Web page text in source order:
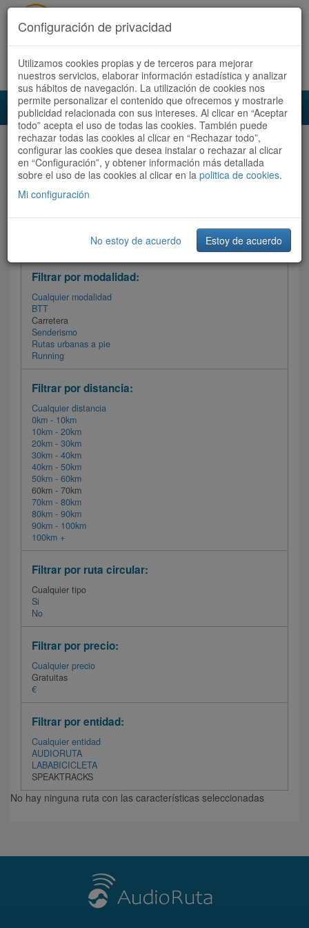
Acceder Registrate ahora Español | Català
Audioruta Todas las rutas
Todas las rutas
Ordenar por: Más recientes /
Filtrar las rutas
Filtrar por modalidad:
Cualquier modalidad
BTT
Carretera
Senderismo
Rutas urbanas a pie
Running
Filtrar por distancia:
Cualquier distancia
0km - 10km
10km - 20km
20km - 30km
30km - 40km
40km - 50km
50km - 60km
60km - 70km
70km - 80km
80km - 90km
90km - 100km
100km +
Filtrar por ruta circular:
Cualquier tipo
Si
No
Filtrar por precio:
Cualquier precio
Gratuitas
€
Filtrar por entidad:
Cualquier entidad
AUDIORUTA
LABABICICLETA
SPEAKTRACKS
No hay ninguna ruta con las características seleccionadas
Configuración de privacidad
Utilizamos cookies propias y de terceros para mejorar
nuestros servicios, elaborar información estadística y analizar
sus hábitos de navegación. La utilización de cookies nos
permite personalizar el contenido que ofrecemos y mostrarle
publicidad relacionada con sus intereses. Al clicar en “Aceptar
todo” acepta el uso de todas las cookies. También puede
rechazar todas las cookies al clicar en “Rechazar todo”,
configurar las cookies que desea instalar o rechazar al clicar
en “Configuración”, y obtener información más detallada
sobre el uso de las cookies al clicar en la politica de cookies.
Mi configuración
No estoy de acuerdo Estoy de acuerdo